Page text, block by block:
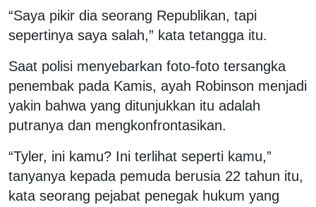
“Saya pikir dia seorang Republikan, tapi
sepertinya saya salah,” kata tetangga itu.
Saat polisi menyebarkan foto-foto tersangka
penembak pada Kamis, ayah Robinson menjadi
yakin bahwa yang ditunjukkan itu adalah
putranya dan mengkonfrontasikan.
“Tyler, ini kamu? Ini terlihat seperti kamu,”
tanyanya kepada pemuda berusia 22 tahun itu,
kata seorang pejabat penegak hukum yang